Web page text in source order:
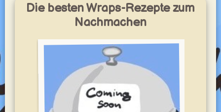
Office Lunch Box Woche
Besser als Kantine: leckere Lunch-Rezepte, die Du einfach
vorbereiten, mitnehmen und im Büro genießen kannst.
yummy.world
Die besten Wraps-Rezepte zum
Nachmachen